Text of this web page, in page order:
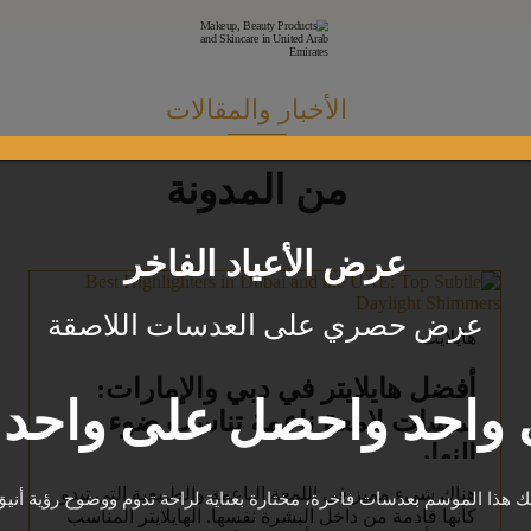
الأخبار والمقالات
من المدونة
هايلايت
أفضل هايلايتر في دبي والإمارات:
لمسات لامعة ناعمة تناسب ضوء
النهار
هناك شيء مميز في اللمعة الناعمة والطبيعية التي تبدو
كأنها قادمة من داخل البشرة نفسها. الهايلايتر المناسب
عرض الأعياد الفاخر
عرض حصري على العدسات اللاصقة
واحد واحصل على واحد
هذا الموسم بعدسات فاخرة، مختارة بعناية لراحة تدوم ووضوح رؤية